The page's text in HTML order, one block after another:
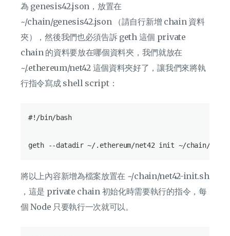
為 genesis42.json，放置在
~/chain/genesis42.json （請自行新增 chain 資料
夾），然後我們也必須告訴 geth 這個 private
chain 的資料要放在哪個資料夾，我們就放在
~/.ethereum/net42 這個資料夾好了，讓我們來將執
行指令寫成 shell script：
#!/bin/bash
將以上內容新增為檔案放置在 ~/chain/net42-init.sh
，這是 private chain 初始化時需要執行的指令，每
個 Node 只要執行一次就可以。